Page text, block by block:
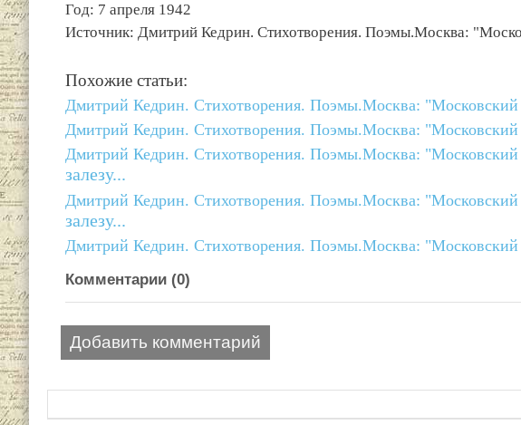
Год: 7 апреля 1942
Источник: Дмитрий Кедрин. Стихотворения. Поэмы.Москва:
Похожие статьи:
Дмитрий Кедрин. Стихотворения. Поэмы.Москва: "Московский
Дмитрий Кедрин. Стихотворения. Поэмы.Москва: "Московский
Дмитрий Кедрин. Стихотворения. Поэмы.Москва: "Московский
залезу...
Дмитрий Кедрин. Стихотворения. Поэмы.Москва: "Московский
залезу...
Дмитрий Кедрин. Стихотворения. Поэмы.Москва: "Московский
Комментарии (0)
Добавить комментарий